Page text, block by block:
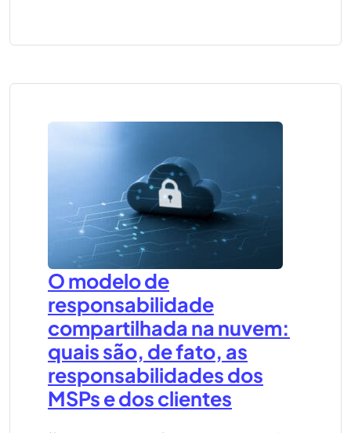
O modelo de
responsabilidade
compartilhada na nuvem:
quais são, de fato, as
responsabilidades dos
MSPs e dos clientes